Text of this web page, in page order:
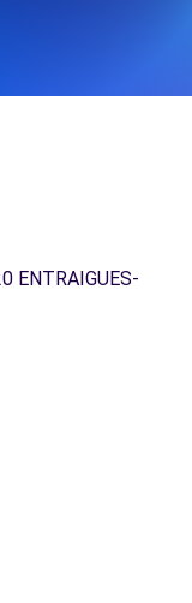
ENTRAIGUES-